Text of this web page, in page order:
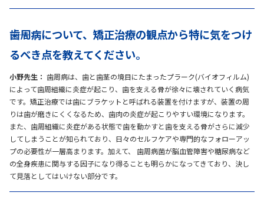
――歯周病について、矯正治療の観点から特に気をつけ
るべき点を教えてください。
小野先生： 歯周病は、歯と歯茎の境目にたまったプラーク(バイオフィルム)
によって歯周組織に炎症が起こり、歯を支える骨が徐々に壊されていく病気
です。矯正治療では歯にブラケットと呼ばれる装置を付けますが、装置の周
りは歯が磨きにくくなるため、歯肉の炎症が起こりやすい環境になります。
また、歯周組織に炎症がある状態で歯を動かすと歯を支える骨がさらに減少
してしまうことが知られており、日々のセルフケアや専門的なフォローアッ
プの必要性が一層高まります。加えて、 歯周病菌が脳血管障害や糖尿病など
の全身疾患に関与する因子になり得ることも明らかになってきており、決し
て見落としてはいけない部分です。